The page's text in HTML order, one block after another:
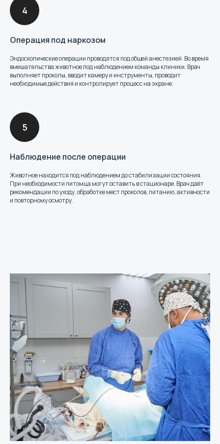
Операция под наркозом
Эндоскопические операции проводятся под общей анестезией. Во время
вмешательства животное под наблюдением команды клиники. Врач
выполняет проколы, вводит камеру и инструменты, проводит
необходимые действия и контролирует процесс на экране.
Наблюдение после операции
Животное находится под наблюдением до стабилизации состояния.
При необходимости питомца могут оставить в стационаре. Врач даёт
рекомендации по уходу, обработке мест проколов, питанию, активности
и повторному осмотру.